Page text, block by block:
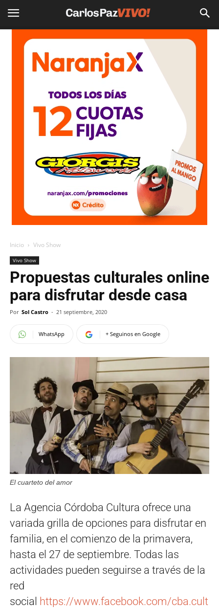
Inicio Vivo Show
Vivo Show
Propuestas culturales online
para disfrutar desde casa
Por Sol Castro - 21 septiembre, 2020
WhatsApp + Seguinos en Google
El cuarteto del amor
La Agencia Córdoba Cultura ofrece una
variada grilla de opciones para disfrutar en
familia, en el comienzo de la primavera,
hasta el 27 de septiembre. Todas las
actividades pueden seguirse a través de la
red
social https://www.facebook.com/cba.cult